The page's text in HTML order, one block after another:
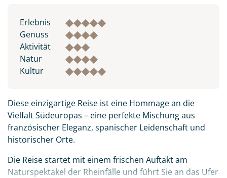
Erlebnis
Genuss
Aktivität
Natur
Kultur
Diese einzigartige Reise ist eine Hommage an die
Vielfalt Südeuropas – eine perfekte Mischung aus
französischer Eleganz, spanischer Leidenschaft und
historischer Orte.
Die Reise startet mit einem frischen Auftakt am
Naturspektakel der Rheinfälle und führt Sie an das Ufer